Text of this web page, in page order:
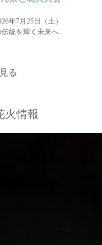
年7月25日（土）
統を輝く未来へ
る
情報